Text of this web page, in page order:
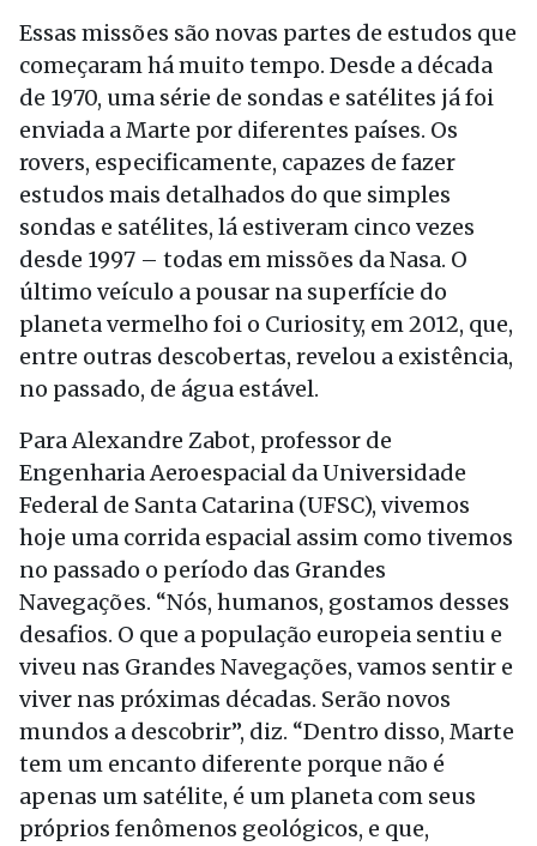
Essas missões são novas partes de estudos que
começaram há muito tempo. Desde a década
de 1970, uma série de sondas e satélites já foi
enviada a Marte por diferentes países. Os
rovers, especificamente, capazes de fazer
estudos mais detalhados do que simples
sondas e satélites, lá estiveram cinco vezes
desde 1997 – todas em missões da Nasa. O
último veículo a pousar na superfície do
planeta vermelho foi o Curiosity, em 2012, que,
entre outras descobertas, revelou a existência,
no passado, de água estável.
Para Alexandre Zabot, professor de
Engenharia Aeroespacial da Universidade
Federal de Santa Catarina (UFSC), vivemos
hoje uma corrida espacial assim como tivemos
no passado o período das Grandes
Navegações. “Nós, humanos, gostamos desses
desafios. O que a população europeia sentiu e
viveu nas Grandes Navegações, vamos sentir e
viver nas próximas décadas. Serão novos
mundos a descobrir”, diz. “Dentro disso, Marte
tem um encanto diferente porque não é
apenas um satélite, é um planeta com seus
próprios fenômenos geológicos, e que,